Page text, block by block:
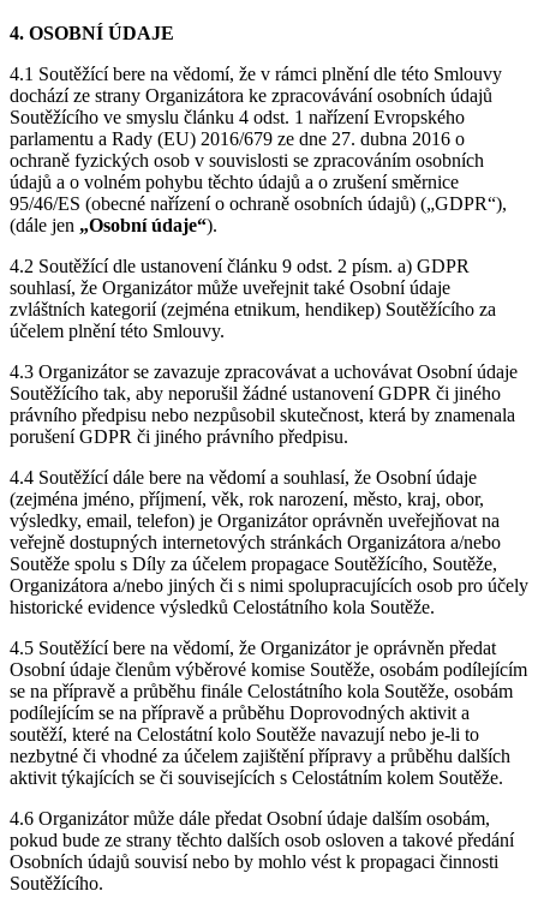
4. OSOBNÍ ÚDAJE
4.1 Soutěžící bere na vědomí, že v rámci plnění dle této Smlouvy
dochází ze strany Organizátora ke zpracovávání osobních údajů
Soutěžícího ve smyslu článku 4 odst. 1 nařízení Evropského
parlamentu a Rady (EU) 2016/679 ze dne 27. dubna 2016 o
ochraně fyzických osob v souvislosti se zpracováním osobních
údajů a o volném pohybu těchto údajů a o zrušení směrnice
95/46/ES (obecné nařízení o ochraně osobních údajů) („GDPR“),
(dále jen „Osobní údaje“).
4.2 Soutěžící dle ustanovení článku 9 odst. 2 písm. a) GDPR
souhlasí, že Organizátor může uveřejnit také Osobní údaje
zvláštních kategorií (zejména etnikum, hendikep) Soutěžícího za
účelem plnění této Smlouvy.
4.3 Organizátor se zavazuje zpracovávat a uchovávat Osobní údaje
Soutěžícího tak, aby neporušil žádné ustanovení GDPR či jiného
právního předpisu nebo nezpůsobil skutečnost, která by znamenala
porušení GDPR či jiného právního předpisu.
4.4 Soutěžící dále bere na vědomí a souhlasí, že Osobní údaje
(zejména jméno, příjmení, věk, rok narození, město, kraj, obor,
výsledky, email, telefon) je Organizátor oprávněn uveřejňovat na
veřejně dostupných internetových stránkách Organizátora a/nebo
Soutěže spolu s Díly za účelem propagace Soutěžícího, Soutěže,
Organizátora a/nebo jiných či s nimi spolupracujících osob pro účely
historické evidence výsledků Celostátního kola Soutěže.
4.5 Soutěžící bere na vědomí, že Organizátor je oprávněn předat
Osobní údaje členům výběrové komise Soutěže, osobám podílejícím
se na přípravě a průběhu finále Celostátního kola Soutěže, osobám
podílejícím se na přípravě a průběhu Doprovodných aktivit a
soutěží, které na Celostátní kolo Soutěže navazují nebo je-li to
nezbytné či vhodné za účelem zajištění přípravy a průběhu dalších
aktivit týkajících se či souvisejících s Celostátním kolem Soutěže.
4.6 Organizátor může dále předat Osobní údaje dalším osobám,
pokud bude ze strany těchto dalších osob osloven a takové předání
Osobních údajů souvisí nebo by mohlo vést k propagaci činnosti
Soutěžícího.